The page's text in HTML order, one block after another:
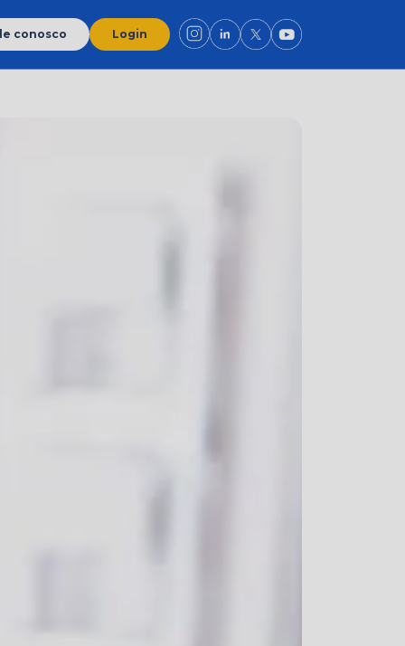
conosco Login